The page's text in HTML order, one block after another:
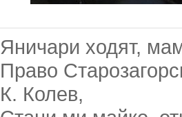
Яничари ходят,
Право
К. Колев,